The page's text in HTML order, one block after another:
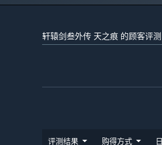
2种战斗界面自由切换 全面支援
惯自由切换。
轩辕剑叁外传 天之痕 的顾客评测
评测结果 购得方式